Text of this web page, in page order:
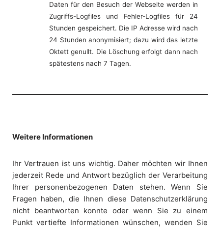
Daten für den Besuch der Webseite werden in
Zugriffs-Logfiles und Fehler-Logfiles für 24
Stunden gespeichert. Die IP Adresse wird nach
24 Stunden anonymisiert; dazu wird das letzte
Oktett genullt. Die Löschung erfolgt dann nach
spätestens nach 7 Tagen.
Weitere Informationen
Ihr Vertrauen ist uns wichtig. Daher möchten wir Ihnen
jederzeit Rede und Antwort bezüglich der Verarbeitung
Ihrer personenbezogenen Daten stehen. Wenn Sie
Fragen haben, die Ihnen diese Datenschutzerklärung
nicht beantworten konnte oder wenn Sie zu einem
Punkt vertiefte Informationen wünschen, wenden Sie